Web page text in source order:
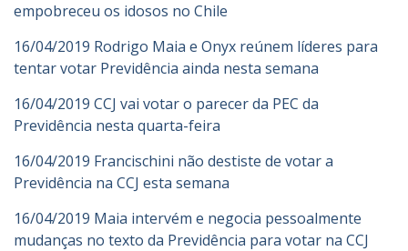
empobreceu os idosos no Chile
16/04/2019 Rodrigo Maia e Onyx reúnem líderes para
tentar votar Previdência ainda nesta semana
16/04/2019 CCJ vai votar o parecer da PEC da
Previdência nesta quarta-feira
16/04/2019 Francischini não destiste de votar a
Previdência na CCJ esta semana
16/04/2019 Maia intervém e negocia pessoalmente
mudanças no texto da Previdência para votar na CCJ